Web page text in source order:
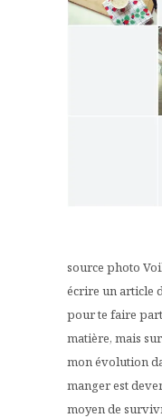
source photo
écrire un article
pour te faire
matière, mais
mon évolution
manger est
moyen de